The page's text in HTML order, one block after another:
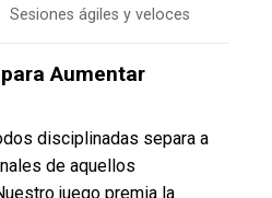
Sesiones ágiles y veloces
Aumentar
disciplinadas separa a
de aquellos
juego premia la